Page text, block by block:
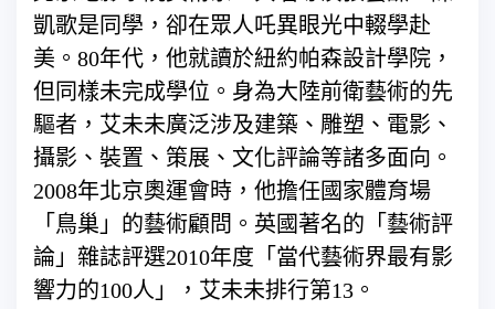
凱歌是同學，卻在眾人吒異眼光中輟學赴
美。80年代，他就讀於紐約帕森設計學院，
但同樣未完成學位。身為大陸前衛藝術的先
驅者，艾未未廣泛涉及建築、雕塑、電影、
攝影、裝置、策展、文化評論等諸多面向。
2008年北京奧運會時，他擔任國家體育場
「鳥巢」的藝術顧問。英國著名的「藝術評
論」雜誌評選2010年度「當代藝術界最有影
響力的100人」，艾未未排行第13。